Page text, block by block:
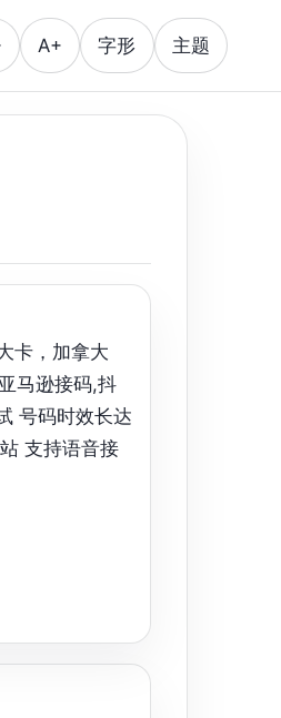
A+ 字形 主题
卡，加拿大
马逊接码,抖
号码时效长达
支持语音接